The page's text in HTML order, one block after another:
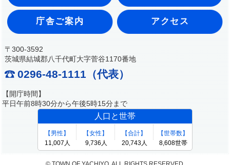
庁舎ご案内 アクセス
〒300-3592
茨城県結城郡八千代町大字菅谷1170番地
0296-48-1111（代表）
【開庁時間】
平日午前8時30分から午後5時15分まで